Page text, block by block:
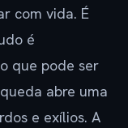
com vida. É
é
que pode ser
abre uma
e exílios. A